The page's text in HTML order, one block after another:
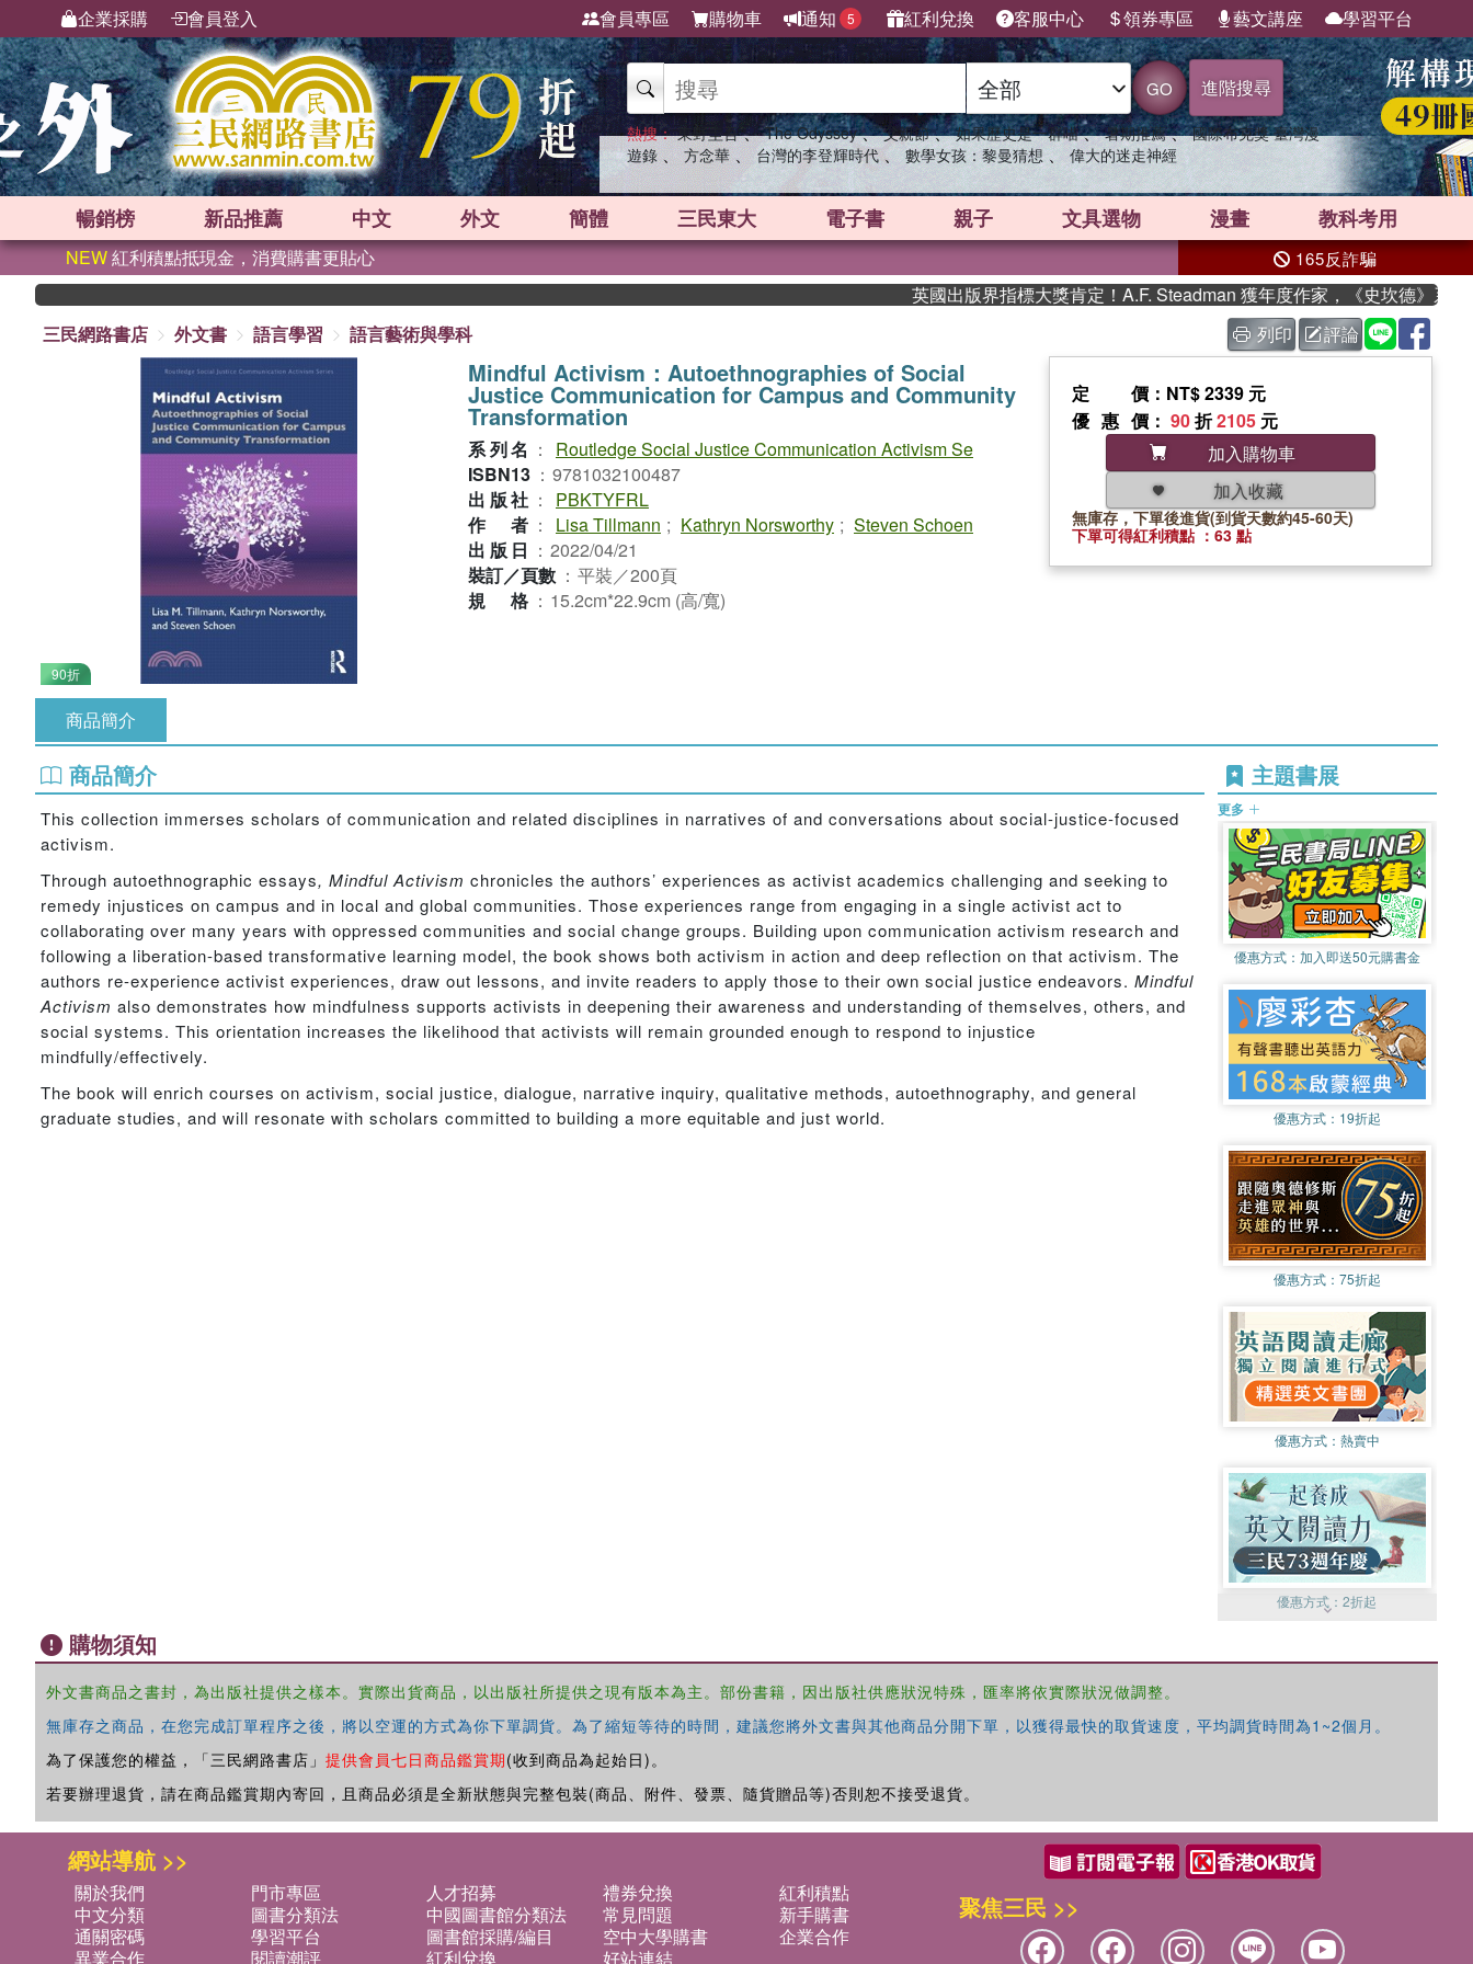
企業採購 會員登入 會員專區 購物車 通知 5 紅利兌換 客服中心 領券專區 藝文講座 學習平台
GO 進階搜尋
熱搜： 東野圭吾 、 The Odyssey 、 父親節 、 如果歷史是一群喵 、 暑期推薦 、 國際布克獎 臺灣漫
遊錄 、 方念華 、 台灣的李登輝時代 、 數學女孩：黎曼猜想 、 偉大的迷走神經
暢銷榜 新品推薦 中文 外文 簡體 三民東大 電子書 親子 文具選物 漫畫 教科考用
NEW紅利積點抵現金，消費購書更貼心 165反詐騙
英國出版界指標大獎肯定！A.F. Steadman 獲年度作家，《史坎德》系列帶你
三民網路書店
外文書 語言學習 語言藝術與學科 列印 評論
90折
Mindful Activism：Autoethnographies of Social
Justice Communication for Campus and Community
Transformation
系列名 ：
Routledge Social Justice Communication Activism Se
ISBN13 ： 9781032100487
出版社 ：
PBKTYFRL
作者 ： Lisa Tillmann ; Kathryn Norsworthy ; Steven Schoen
出版日 ： 2022/04/21
裝訂／頁數 ： 平裝／200頁
規格 ： 15.2cm*22.9cm (高/寬)
定價 ：NT$ 2339 元
優惠價 ： 90折2105 元
加入購物車
加入收藏
無庫存，下單後進貨(到貨天數約45-60天)
下單可得紅利積點 ：63 點
商品簡介
商品簡介
This collection immerses scholars of communication and related disciplines in narratives of and conversations about social-justice-focused
activism.
Through autoethnographic essays, Mindful Activism chronicles the authors’ experiences as activist academics challenging and seeking to
remedy injustices on campus and in local and global communities. Those experiences range from engaging in a single activist act to
collaborating over many years with oppressed communities and social change groups. Building upon communication activism research and
following a liberation-based transformative learning model, the book shows both activism in action and deep reflection on that activism. The
authors re-experience activist experiences, draw out lessons, and invite readers to apply those to their own social justice endeavors. Mindful
Activism also demonstrates how mindfulness supports activists in deepening their awareness and understanding of themselves, others, and
social systems. This orientation increases the likelihood that activists will remain grounded enough to respond to injustice
mindfully/effectively.
The book will enrich courses on activism, social justice, dialogue, narrative inquiry, qualitative methods, autoethnography, and general
graduate studies, and will resonate with scholars committed to building a more equitable and just world.
主題書展
更多
優惠方式： 加入即送50元購書金
優惠方式： 19折起
優惠方式： 75折起
優惠方式： 熱賣中
優惠方式：2折起
購物須知
外文書商品之書封，為出版社提供之樣本。實際出貨商品，以出版社所提供之現有版本為主。部份書籍，因出版社供應狀況特殊，匯率將依實際狀況做調整。
無庫存之商品，在您完成訂單程序之後，將以空運的方式為你下單調貨。為了縮短等待的時間，建議您將外文書與其他商品分開下單，以獲得最快的取貨速度，平均調貨時間為1~2個月。
為了保護您的權益，「三民網路書店」 提供會員七日商品鑑賞期(收到商品為起始日)。
若要辦理退貨，請在商品鑑賞期內寄回，且商品必須是全新狀態與完整包裝(商品、附件、發票、隨貨贈品等)否則恕不接受退貨。
網站導航 >>
關於我們 門市專區 人才招募 禮券兌換
紅利積點
中文分類
圖書分類法 中國圖書館分類法 常見問題
新手購書
通關密碼
學習平台 圖書館採購/編目 空中大學購書
企業合作
異業合作
閱讀潮評 紅利兌換 好站連結
聚焦三民 >>